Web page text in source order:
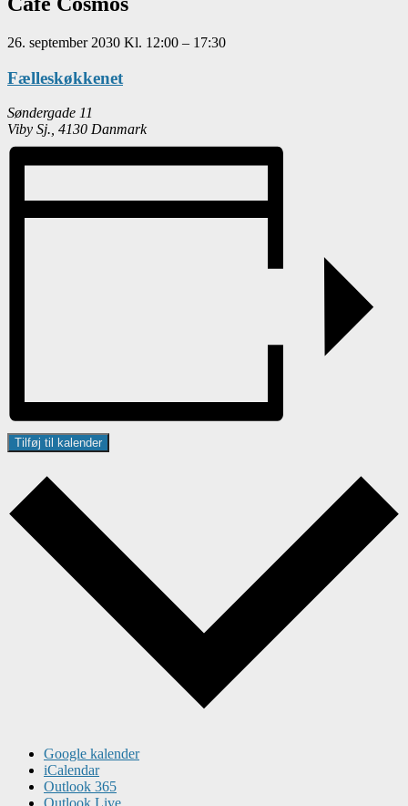
26. september 2030 Kl. 12:00 – 17:30
Fælleskøkkenet
Søndergade 11
Viby Sj. 4130 Danmark
Tilføj til kalender
Google kalender
iCalendar
Outlook 365
Outlook Live